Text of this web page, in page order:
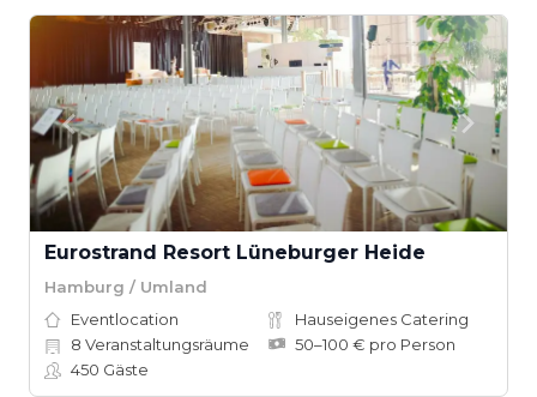
Eurostrand Resort Lüneburger Heide
Hamburg / Umland
Eventlocation
Hauseigenes Catering
8 Veranstaltungsräume
50–100 € pro Person
450 Gäste